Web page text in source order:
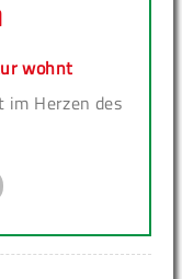
wohnt
Herzen des